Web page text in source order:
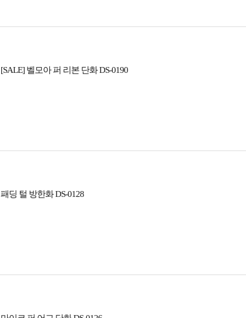
[SALE] 벨모아 퍼 리본 단화 DS-0190
패딩 털 방한화 DS-0128